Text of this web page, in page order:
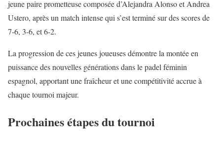
jeune paire prometteuse composée d’Alejandra Alonso et Andrea
Ustero, après un match intense qui s’est terminé sur des scores de
7-6, 3-6, et 6-2.
La progression de ces jeunes joueuses démontre la montée en
puissance des nouvelles générations dans le padel féminin
espagnol, apportant une fraîcheur et une compétitivité accrue à
chaque tournoi majeur.
Prochaines étapes du tournoi